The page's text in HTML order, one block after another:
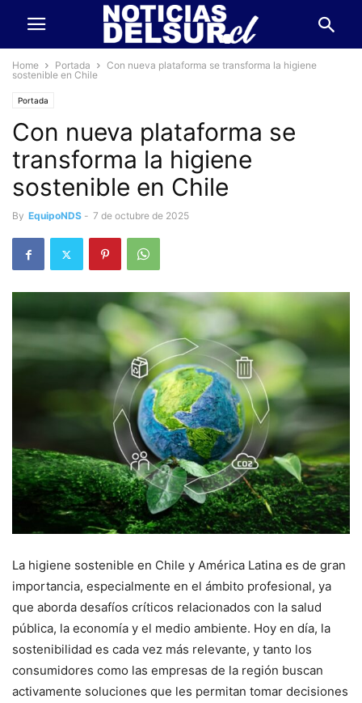
Home Portada
Con nueva plataforma se transforma la higiene
sostenible en Chile
Portada
Con nueva plataforma se
transforma la higiene
sostenible en Chile
By EquipoNDS - 7 de octubre de 2025
La higiene sostenible en Chile y América Latina es de gran
importancia, especialmente en el ámbito profesional, ya
que aborda desafíos críticos relacionados con la salud
pública, la economía y el medio ambiente. Hoy en día, la
sostenibilidad es cada vez más relevante, y tanto los
consumidores como las empresas de la región buscan
activamente soluciones que les permitan tomar decisiones